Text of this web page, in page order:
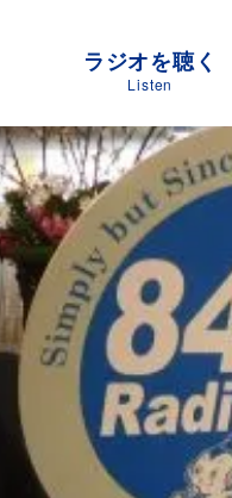
ラジオを聴く
Listen